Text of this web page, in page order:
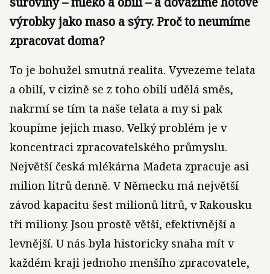
výrobky jako maso a sýry. Proč to neumíme
zpracovat doma?
To je bohužel smutná realita. Vyvezeme telata
a obilí, v cizině se z toho obilí udělá směs,
nakrmí se tím ta naše telata a my si pak
koupíme jejich maso. Velký problém je v
koncentraci zpracovatelského průmyslu.
Největší česká mlékárna Madeta zpracuje asi
milion litrů denně. V Německu má největší
závod kapacitu šest milionů litrů, v Rakousku
tři miliony. Jsou prostě větší, efektivnější a
levnější. U nás byla historicky snaha mít v
každém kraji jednoho menšího zpracovatele,